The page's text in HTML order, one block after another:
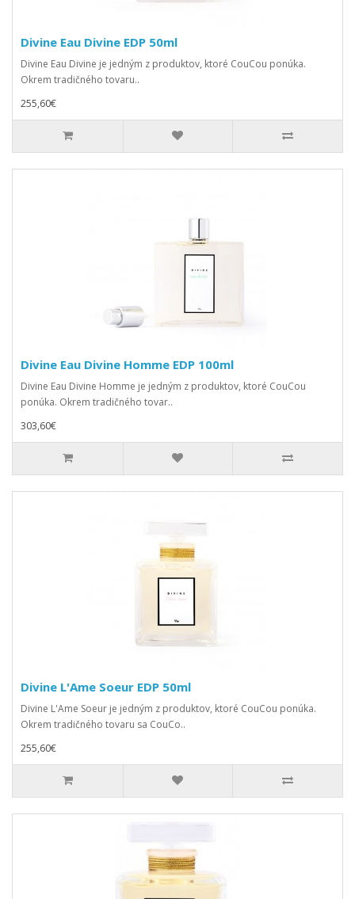
Divine Eau Divine EDP 50ml
Divine Eau Divine je jedným z produktov, ktoré CouCou ponúka.
Okrem tradičného tovaru..
255,60€
Divine Eau Divine Homme EDP 100ml
Divine Eau Divine Homme je jedným z produktov, ktoré CouCou
ponúka. Okrem tradičného tovar..
303,60€
Divine L'Ame Soeur EDP 50ml
Divine L'Ame Soeur je jedným z produktov, ktoré CouCou ponúka.
Okrem tradičného tovaru sa CouCo..
255,60€